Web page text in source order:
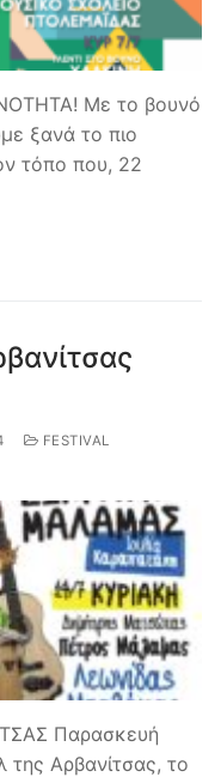
Με το βουνό
ξανά το πιο
τόπο που, 22
FESTIVAL
Παρασκευή
της Αρβανίτσας, το